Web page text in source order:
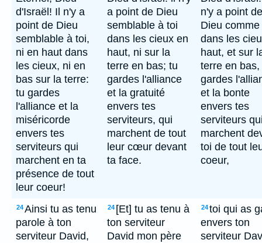
d'Israël! Il n'y a
point de Dieu
semblable à toi,
ni en haut dans
les cieux, ni en
bas sur la terre:
tu gardes
l'alliance et la
miséricorde
envers tes
serviteurs qui
marchent en ta
présence de tout
leur coeur!
a point de Dieu
semblable à toi
dans les cieux en
haut, ni sur la
terre en bas; tu
gardes l'alliance
et la gratuité
envers tes
serviteurs, qui
marchent de tout
leur cœur devant
ta face.
n'y a point de
Dieu comme
dans les
haut, et sur
terre en bas,
gardes
et la bonte
envers tes
serviteurs
marchent
toi de tout
coeur,
24Ainsi tu as tenu
parole à ton
serviteur David,
24 [Et] tu as tenu à
ton serviteur
David mon père
24toi qui as
envers ton
serviteur